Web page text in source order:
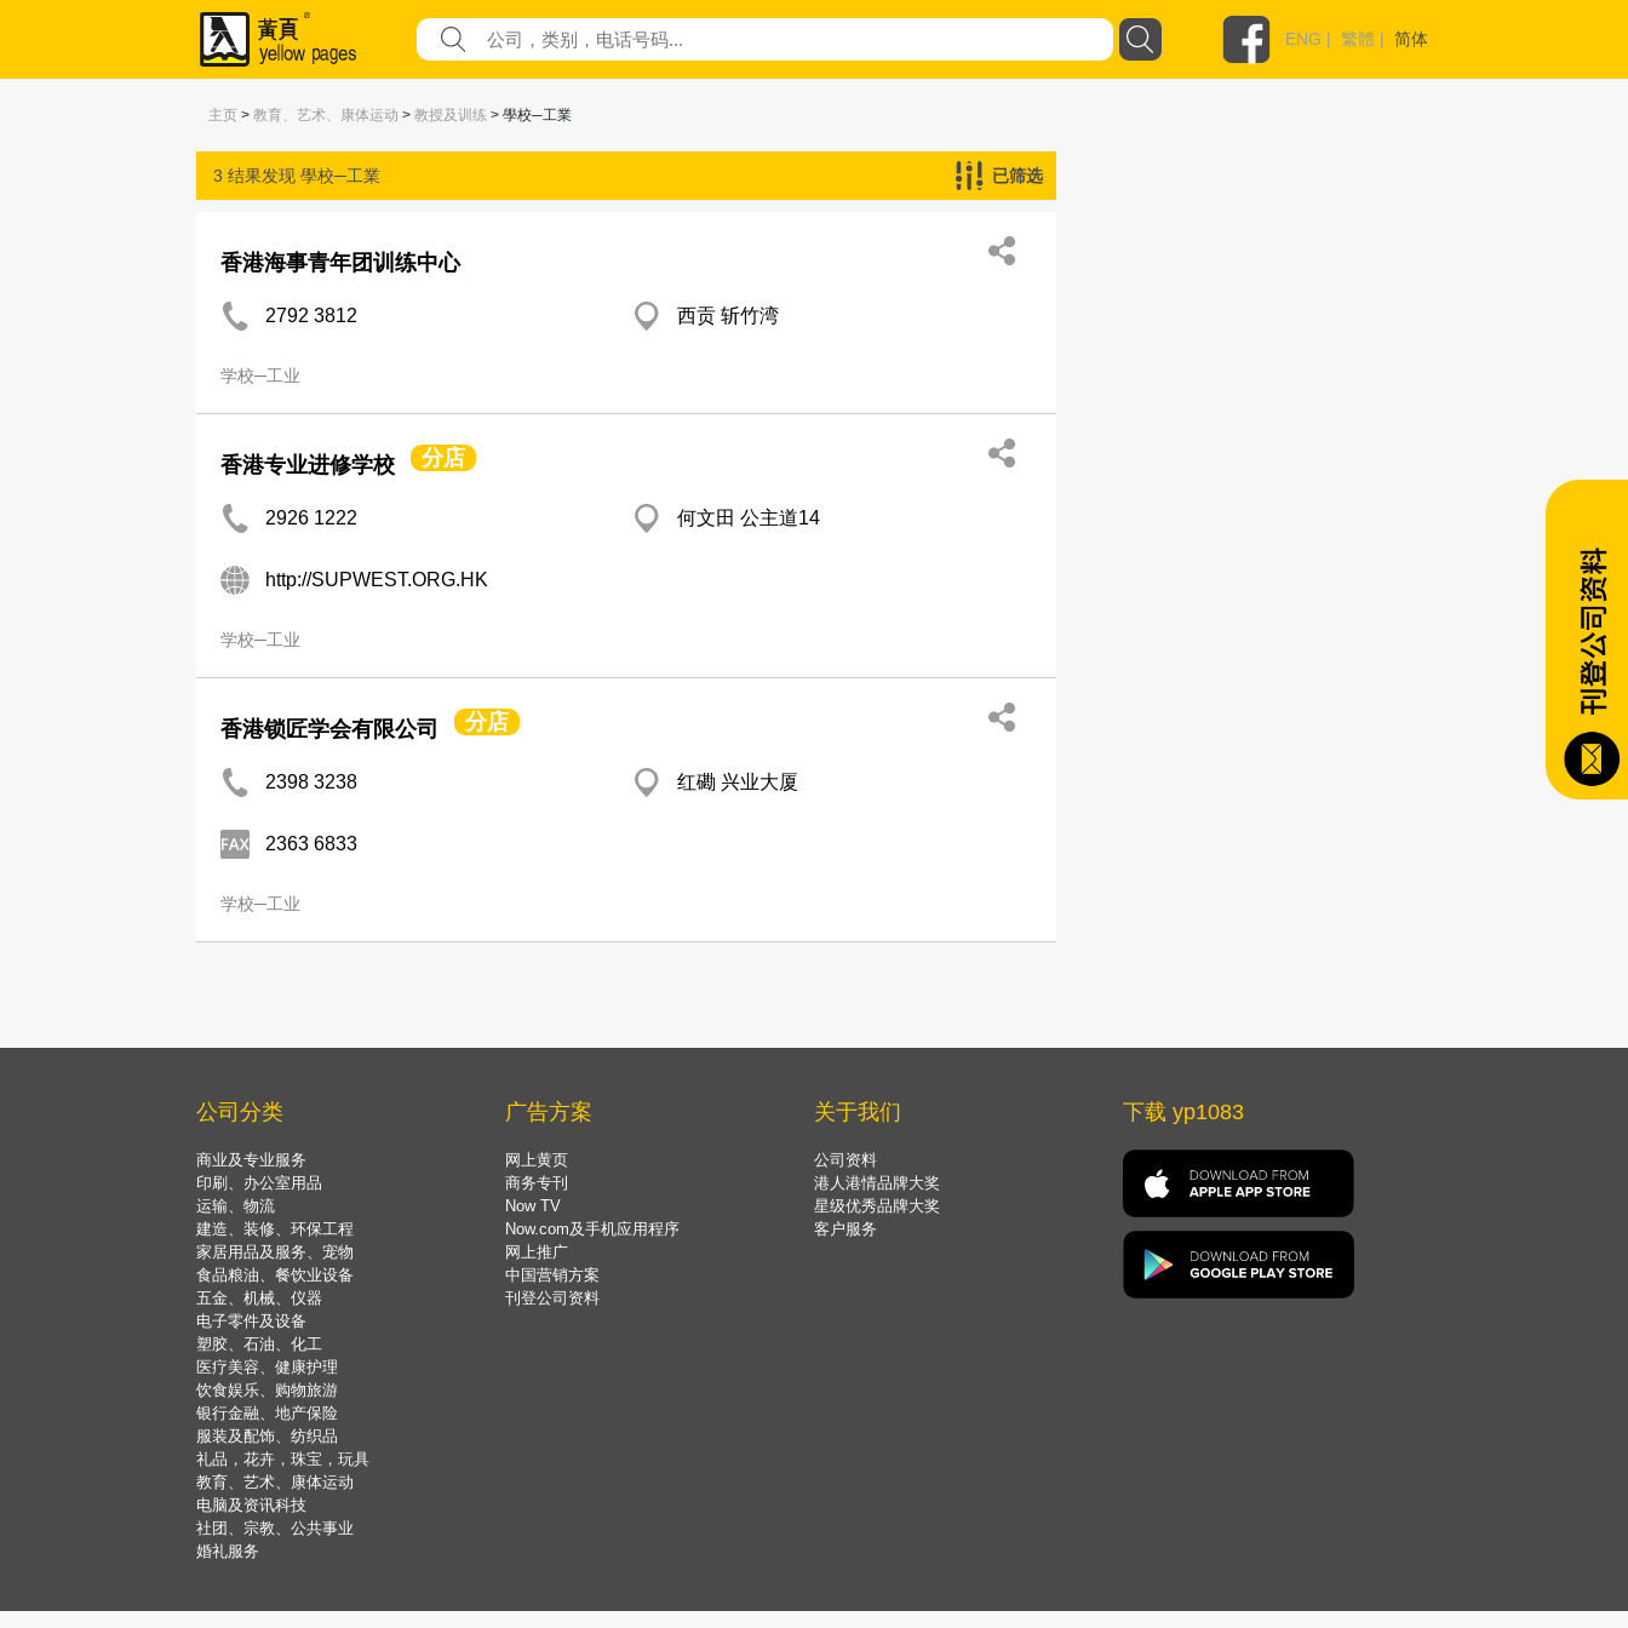
ENG | 繁體 | 简体
主页 > 教育、艺术、康体运动 > 教授及训练 > 學校─工業
3 结果发现 學校─工業 已筛选
香港海事青年团训练中心
2792 3812 西贡 斩竹湾
学校─工业
香港专业进修学校 分店
2926 1222 何文田 公主道14
http://SUPWEST.ORG.HK
学校─工业
香港锁匠学会有限公司 分店
2398 3238 红磡 兴业大厦
2363 6833
学校─工业
公司分类
商业及专业服务
印刷、办公室用品
运输、物流
建造、装修、环保工程
家居用品及服务、宠物
食品粮油、餐饮业设备
五金、机械、仪器
电子零件及设备
塑胶、石油、化工
医疗美容、健康护理
饮食娱乐、购物旅游
银行金融、地产保险
服装及配饰、纺织品
礼品，花卉，珠宝，玩具
教育、艺术、康体运动
电脑及资讯科技
社团、宗教、公共事业
婚礼服务
广告方案
网上黄页
商务专刊
Now TV
Now.com及手机应用程序
网上推广
中国营销方案
刊登公司资料
关于我们
公司资料
港人港情品牌大奖
星级优秀品牌大奖
客户服务
下载 yp1083